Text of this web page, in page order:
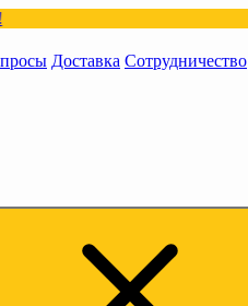
Доставка Сотрудничество